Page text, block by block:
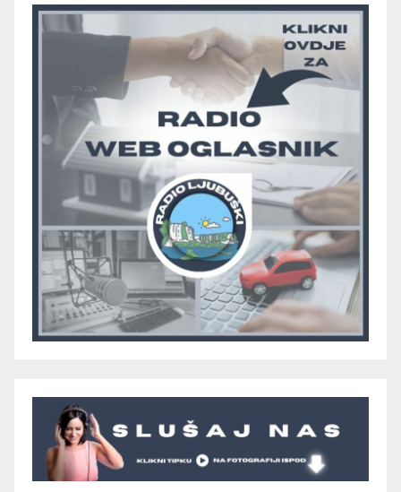
Grma “vratio u igru”